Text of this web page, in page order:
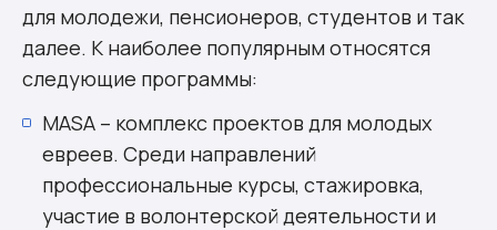
для молодежи, пенсионеров, студентов и так
далее. К наиболее популярным относятся
следующие программы:
MASA – комплекс проектов для молодых
евреев. Среди направлений
профессиональные курсы, стажировка,
участие в волонтерской деятельности и